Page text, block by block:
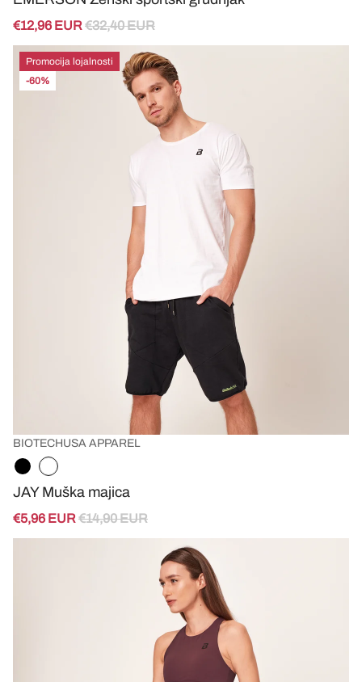
€12,96 EUR €32,40 EUR
Promocija lojalnosti
-60%
BIOTECHUSA APPAREL
JAY Muška majica
€5,96 EUR €14,90 EUR